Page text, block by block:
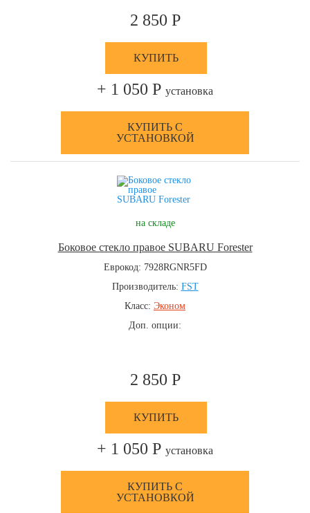
2 850 Р
КУПИТЬ
+ 1 050 Р установка
КУПИТЬ С
УСТАНОВКОЙ
на складе
Боковое стекло правое SUBARU Forester
Еврокод: 7928RGNR5FD
Производитель: FST
Класс: Эконом
Доп. опции:
2 850 Р
КУПИТЬ
+ 1 050 Р установка
КУПИТЬ С
УСТАНОВКОЙ